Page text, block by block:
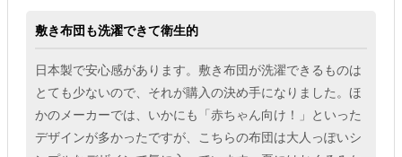
敷き布団も洗濯できて衛生的
日本製で安心感があります。敷き布団が洗濯できるものは
とても少ないので、それが購入の決め手になりました。ほ
かのメーカーでは、いかにも「赤ちゃん向け！」といった
デザインが多かったですが、こちらの布団は大人っぽいシ